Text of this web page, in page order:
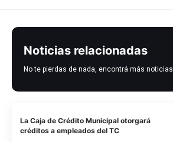
Noticias relacionadas
No te pierdas de nada, encontrá más noticias
La Caja de Crédito Municipal otorgará
créditos a empleados del TC